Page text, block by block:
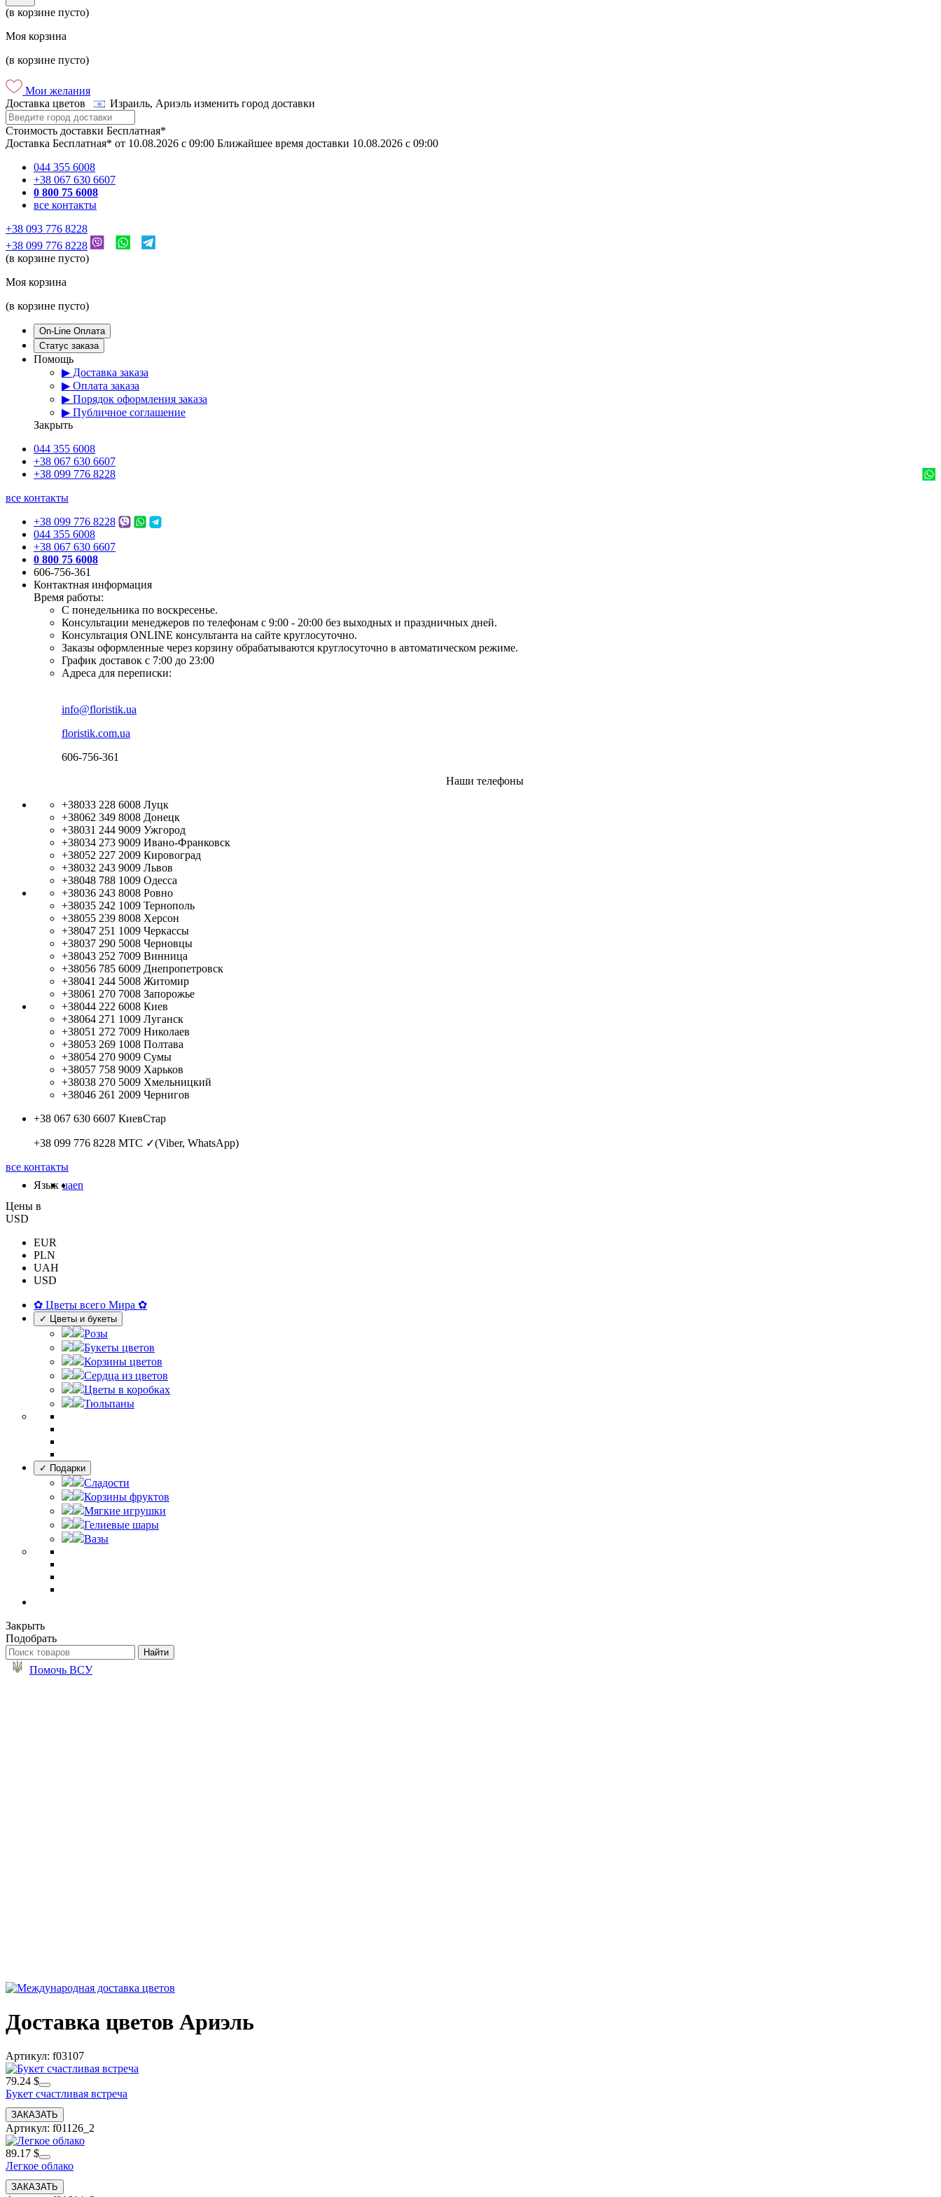
(в корзине пусто)
Моя корзина
(в корзине пусто)
Мои желания
Доставка цветов
Израиль, Ариэль изменить город доставки
Стоимость доставки Бесплатная*
Доставка Бесплатная* от 10.08.2026 c 09:00 Ближайшее время доставки 10.08.2026 c 09:00
044 355 6008
+38 067 630 6607
0 800 75 6008
все контакты
+38 093 776 8228
+38 099 776 8228
(в корзине пусто)
Моя корзина
(в корзине пусто)
On-Line Оплата
Статус заказа
Помощь
▶ Доставка заказа
▶ Оплата заказа
▶ Порядок оформления заказа
▶ Публичное соглашение
Закрыть
044 355 6008
+38 067 630 6607
+38 099 776 8228
все контакты
+38 099 776 8228
044 355 6008
+38 067 630 6607
0 800 75 6008
606-756-361
Контактная информация
Время работы:
С понедельника по воскресенье.
Консультации менеджеров по телефонам с 9:00 - 20:00 без выходных и праздничных дней.
Консультация ONLINE консультанта на сайте круглосуточно.
Заказы оформленные через корзину обрабатываются круглосуточно в автоматическом режиме.
График доставок с 7:00 до 23:00
Адреса для переписки:
info@floristik.ua
floristik.com.ua
606-756-361
Наши телефоны
+38033 228 6008 Луцк
+38062 349 8008 Донецк
+38031 244 9009 Ужгород
+38034 273 9009 Ивано-Франковск
+38052 227 2009 Кировоград
+38032 243 9009 Львов
+38048 788 1009 Одесса
+38036 243 8008 Ровно
+38035 242 1009 Тернополь
+38055 239 8008 Херсон
+38047 251 1009 Черкассы
+38037 290 5008 Черновцы
+38043 252 7009 Винница
+38056 785 6009 Днепропетровск
+38041 244 5008 Житомир
+38061 270 7008 Запорожье
+38044 222 6008 Киев
+38064 271 1009 Луганск
+38051 272 7009 Николаев
+38053 269 1008 Полтава
+38054 270 9009 Сумы
+38057 758 9009 Харьков
+38038 270 5009 Хмельницкий
+38046 261 2009 Чернигов
+38 067 630 6607 КиевСтар
+38 099 776 8228 МТС ✓(Viber, WhatsApp)
все контакты
Язык uaen
Цены в
USD
EUR
PLN
UAH
USD
✿ Цветы всего Мира ✿
✓ Цветы и букеты
Розы
Букеты цветов
Корзины цветов
Сердца из цветов
Цветы в коробках
Тюльпаны
✓ Подарки
Сладости
Корзины фруктов
Мягкие игрушки
Гелиевые шары
Вазы
Закрыть
Подобрать
Помочь ВСУ
Доставка цветов Ариэль
Артикул: f03107
79.24 $
Букет счастливая встреча
Артикул: f01126_2
89.17 $
Легкое облако